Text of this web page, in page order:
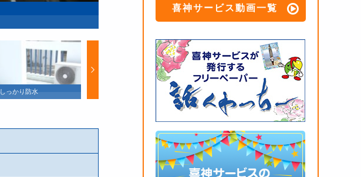
しっかり防水 以前の3階ベランダ
喜神サービス動画一覧